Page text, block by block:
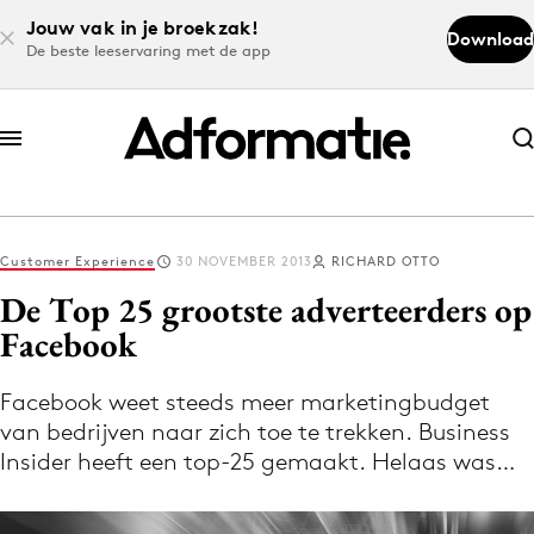
Jouw vak in je broekzak!
De beste leeservaring met de app
Download
Abonneer nu
Abonneer nu
Log in
Volg het laatste nieuws via de Adformatie
Nieuws app
Customer Experience 30 NOVEMBER 2013 RICHARD OTTO
De Top 25 grootste adverteerders op
Facebook
Facebook weet steeds meer marketingbudget
van bedrijven naar zich toe te trekken. Business
Insider heeft een top-25 gemaakt. Helaas was…